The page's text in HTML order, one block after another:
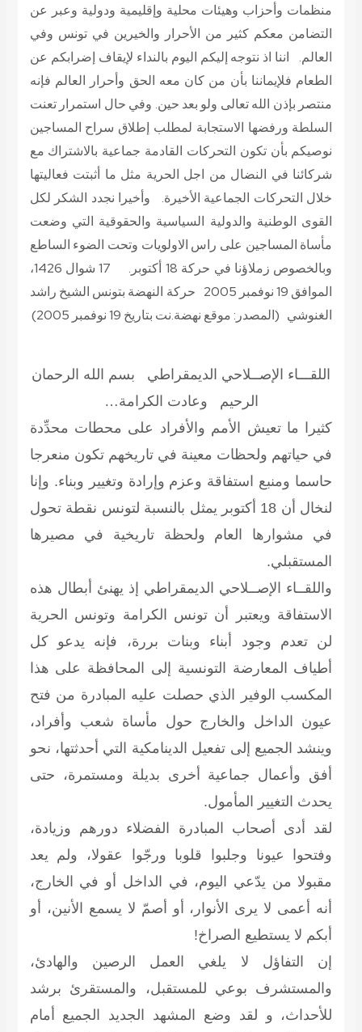
منظمات وأحزاب وهيئات محلية وإقليمية ودولية وعبر عن
التضامن معكم كثير من الأحرار والخيرين في تونس وفي
العالم. اننا اذ نتوجه إليكم اليوم بالنداء لإيقاف إضرابكم عن
الطعام فلإيماننا بأن من كان معه الحق وأحرار العالم فإنه
منتصر بإذن الله تعالى ولو بعد حين. وفي حال استمرار تعنت
السلطة ورفضها الاستجابة لمطلب إطلاق سراح المساجين
نوصيكم بأن تكون التحركات القادمة جماعية بالاشتراك مع
شركائنا في النضال من اجل الحرية مثل ما أثبتت فعاليتها
خلال التحركات الجماعية الأخيرة. وأخيرا نجدد الشكر لكل
القوى الوطنية والدولية السياسية والحقوقية التي وضعت
مأساة المساجين على راس الاولويات وتحت الضوء الساطع
وبالخصوص زملاؤنا في حركة 18 أكتوبر. 17 شوال 1426،
الموافق 19 نوفمبر 2005 حركة النهضة بتونس
الشيخ راشد
الغنوشي (المصدر: موقع نهضة.نت بتاريخ 19 نوفمبر 2005)
اللقـــاء الإصــلاحي الديمقراطي
بسم الله الرحمان
الرحيم
وعادت الكرامة…
كثيرا ما تعيش الأمم والأفراد على محطات محدِّدة
في حياتهم ولحظات معينة في تاريخهم تكون منعرجا
حاسما ومنبع استفاقة وعزم وإرادة وتغيير وبناء. وإنا
لنخال أن 18 أكتوبر يمثل بالنسبة لتونس نقطة تحول
في مشوارها العام ولحظة تاريخية في مصيرها
المستقبلي.
واللقــاء الإصــلاحي الديمقراطي إذ يهنئ أبطال هذه
الاستفاقة ويعتبر أن تونس الكرامة وتونس الحرية
لن تعدم وجود أبناء وبنات بررة، فإنه يدعو كل
أطياف المعارضة التونسية إلى المحافظة على هذا
المكسب الوفير الذي حصلت عليه المبادرة من فتح
عيون الداخل والخارج حول مأساة شعب وأفراد،
وينشد الجميع إلى تفعيل الدينامكية التي أحدثتها، نحو
أفق وأعمال جماعية أخرى بديلة ومستمرة، حتى
يحدث التغيير المأمول.
لقد أدى أصحاب المبادرة الفضلاء دورهم وزيادة،
وفتحوا عيونا وجلبوا قلوبا ورجّوا عقولا، ولم يعد
مقبولا من يدّعي اليوم، في الداخل أو في الخارج،
أنه أعمى لا يرى الأنوار، أو أصمّ لا يسمع الأنين، أو
أبكم لا يستطيع الصراخ!
إن التفاؤل لا يلغي العمل الرصين والهادئ،
والمستشرف بوعي للمستقبل، والمستقرئ برشد
للأحداث، و لقد وضع المشهد الجديد الجميع أمام